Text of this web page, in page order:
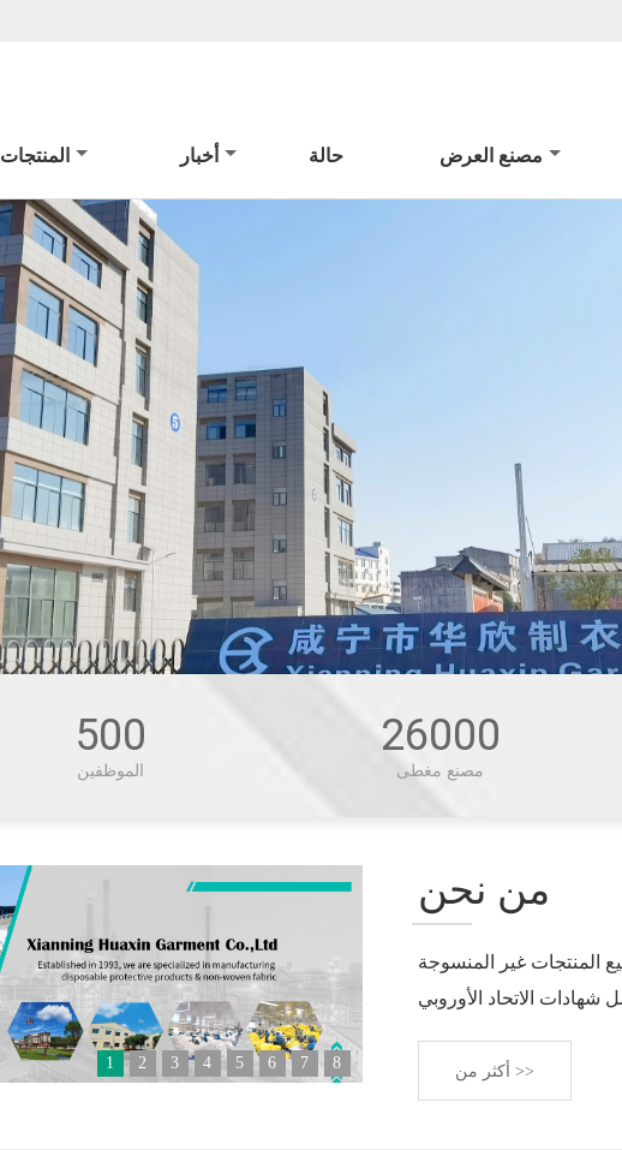
المنتجات أخبار حالة مصنع العرض
500
الموظفين
26000
مصنع مغطى
1 2 3 4 5 6 7 8
من نحن
في تصنيع المنتجات غير المنسوجة
أكثر من >>